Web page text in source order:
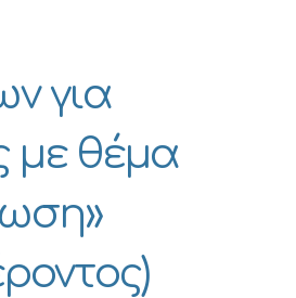
για
με θέμα